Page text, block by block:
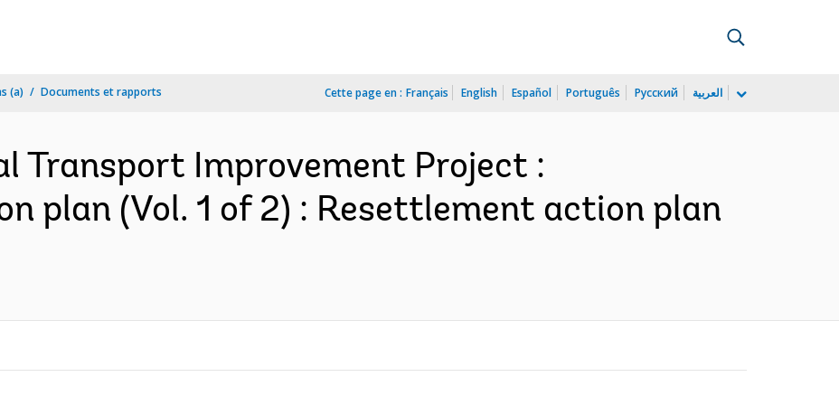
(a) Documents et rapports Cette page en : Français English Español Português Русский العربية
Transport Improvement Project :
plan (Vol. 1 of 2) : Resettlement action plan